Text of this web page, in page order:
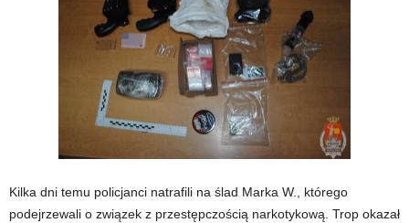
Kilka dni temu policjanci natrafili na ślad Marka W., którego
podejrzewali o związek z przestępczością narkotykową. Trop okazał